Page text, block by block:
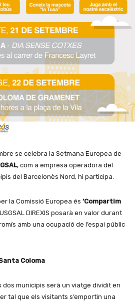
se celebra la Setmana Europea de
, com a empresa operadora del
del Barcelonès Nord, hi participa.
la Comissió Europea és ‘Compartim
DIREXIS posarà en valor durant
amb una ocupació de l’espai públic
Coloma
dos municipis serà un viatge dividit en
tal que els visitants s’emportin una